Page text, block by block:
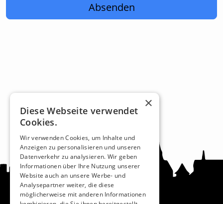
Absenden
×
Diese Webseite verwendet
Cookies.
Wir verwenden Cookies, um Inhalte und
Anzeigen zu personalisieren und unseren
Datenverkehr zu analysieren. Wir geben
Informationen über Ihre Nutzung unserer
Website auch an unsere Werbe- und
Analysepartner weiter, die diese
möglicherweise mit anderen Informationen